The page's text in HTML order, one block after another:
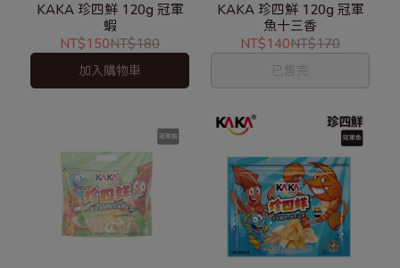
KAKA 珍四鮮 120g 冠軍
蝦
NT$150NT$180
加入購物車
KAKA 珍四鮮 120g 冠軍
魚十三香
NT$140NT$170
已售完